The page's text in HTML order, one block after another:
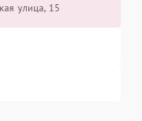
улица, 15